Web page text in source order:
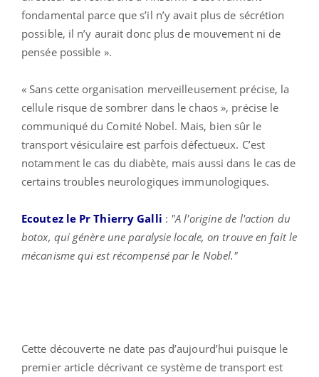
fondamental parce que s’il n’y avait plus de sécrétion
possible, il n’y aurait donc plus de mouvement ni de
pensée possible ».
« Sans cette organisation merveilleusement précise, la
cellule risque de sombrer dans le chaos », précise le
communiqué du Comité Nobel. Mais, bien sûr le
transport vésiculaire est parfois défectueux. C’est
notamment le cas du diabète, mais aussi dans le cas de
certains troubles neurologiques immunologiques.
Ecoutez le Pr Thierry Galli : "A l'origine de l'action du
botox, qui génère une paralysie locale, on trouve en fait le
mécanisme qui est récompensé par le Nobel."
Cette découverte ne date pas d’aujourd’hui puisque le
premier article décrivant ce système de transport est